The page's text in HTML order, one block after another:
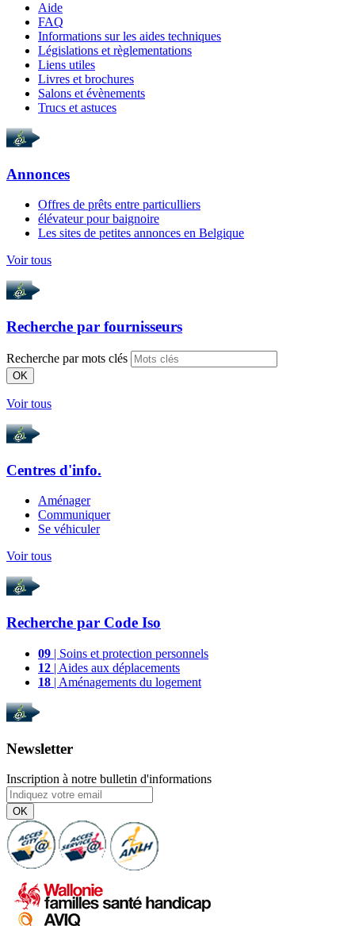
Aide
FAQ
Informations sur les aides techniques
Législations et règlementations
Liens utiles
Livres et brochures
Salons et évènements
Trucs et astuces
Annonces
Offres de prêts entre particulliers
élévateur pour baignoire
Les sites de petites annonces en Belgique
Voir tous
Recherche par fournisseurs
Recherche par mots clés
OK
Voir tous
Centres d'info.
Aménager
Communiquer
Se véhiculer
Voir tous
Recherche par Code Iso
09 | Soins et protection personnels
12 | Aides aux déplacements
18 | Aménagements du logement
Newsletter
Inscription à notre bulletin d'informations
OK